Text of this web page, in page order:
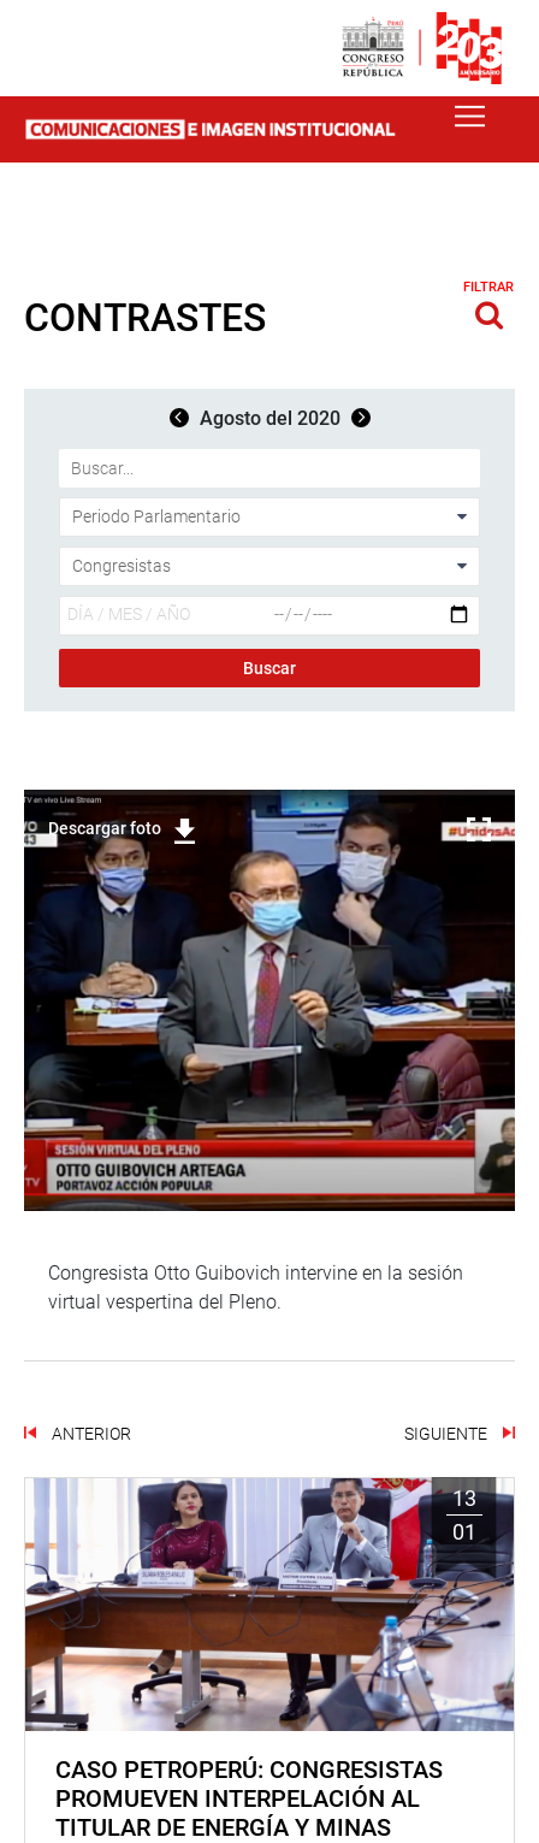
CONTRASTES
FILTRAR
Agosto del 2020
Descargar foto
Congresista Otto Guibovich intervine en la sesión
virtual vespertina del Pleno.
ANTERIOR SIGUIENTE
13
01
CASO PETROPERÚ: CONGRESISTAS
PROMUEVEN INTERPELACIÓN AL
TITULAR DE ENERGÍA Y MINAS